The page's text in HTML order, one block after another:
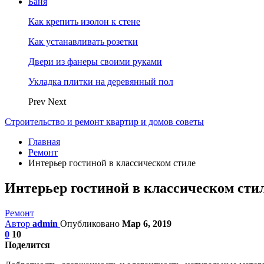
Как крепить изолон к стене
Как устанавливать розетки
Двери из фанеры своими руками
Укладка плитки на деревянный пол
Prev Next
Строительство и ремонт квартир и домов советы
Главная
Ремонт
Интерьер гостиной в классическом стиле
Интерьер гостиной в классическом
Ремонт
Автор admin Опубликовано Мар 6, 2019
0 10
Поделится